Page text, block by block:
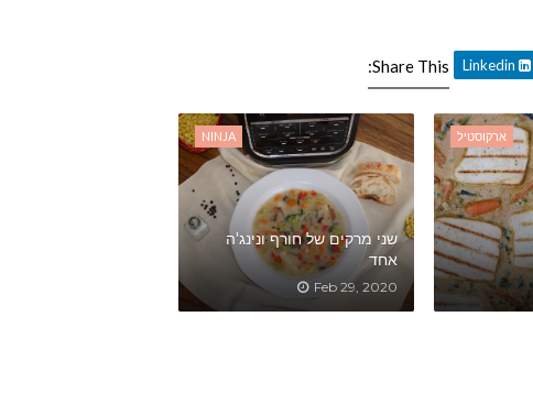
Share This: Linkedin
NINJA
שני מרקים של חורף ונינג'ה
אחד
Feb 29, 2020
ארקוסטיל